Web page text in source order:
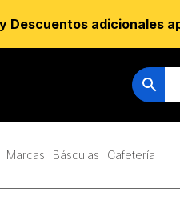
Marcas Básculas Cafetería
y Descuentos